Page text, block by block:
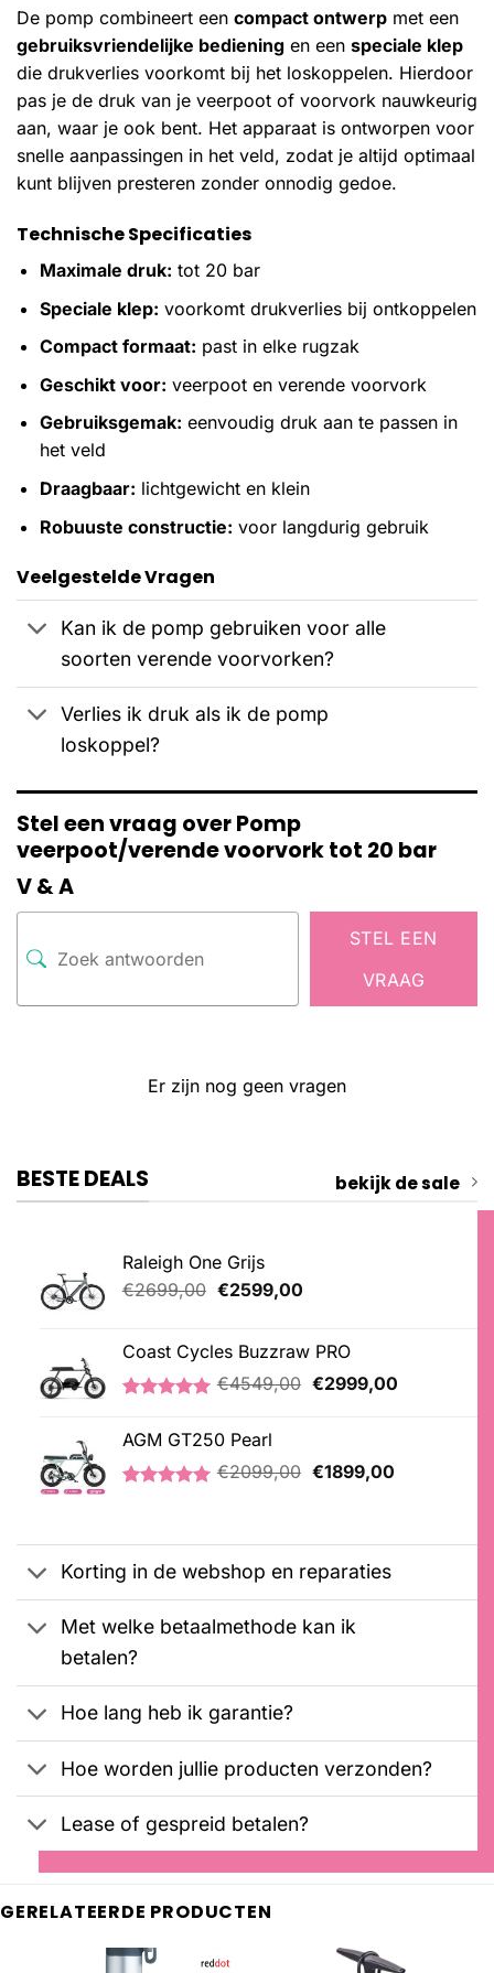
De pomp combineert een compact ontwerp met een
gebruiksvriendelijke bediening en een speciale klep
die drukverlies voorkomt bij het loskoppelen. Hierdoor
pas je de druk van je veerpoot of voorvork nauwkeurig
aan, waar je ook bent. Het apparaat is ontworpen voor
snelle aanpassingen in het veld, zodat je altijd optimaal
kunt blijven presteren zonder onnodig gedoe.
Technische Specificaties
Maximale druk: tot 20 bar
Speciale klep: voorkomt drukverlies bij ontkoppelen
Compact formaat: past in elke rugzak
Geschikt voor: veerpoot en verende voorvork
Gebruiksgemak: eenvoudig druk aan te passen in
het veld
Draagbaar: lichtgewicht en klein
Robuuste constructie: voor langdurig gebruik
Veelgestelde Vragen
Kan ik de pomp gebruiken voor alle
soorten verende voorvorken?
Verlies ik druk als ik de pomp
loskoppel?
Stel een vraag over Pomp
veerpoot/verende voorvork tot 20 bar
V & A
STEL EEN
VRAAG
Er zijn nog geen vragen
BESTE DEALS bekijk de sale
Raleigh One Grijs
€2699,00 Oorspronkelijke
€2699,00.
€2599,00Huidige
€2599,00.
Coast Cycles Buzzraw PRO
5.00 op 5
gebaseerd
op
klantbeoordeling
€4549,00 Oorspronkelijke
€2999,00Huidige
AGM GT250 Pearl
klantbeoordelingen
€2099,00 Oorspronkelijke
€1899,00Huidige
Korting in de webshop en reparaties
Met welke betaalmethode kan ik
betalen?
Hoe lang heb ik garantie?
Hoe worden jullie producten verzonden?
Lease of gespreid betalen?
GERELATEERDE PRODUCTEN